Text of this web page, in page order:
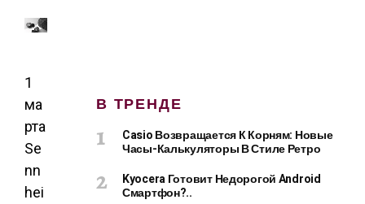
1
ма
рта
Se
nn
hei
В ТРЕНДЕ
Casio Возвращается К Корням: Новые
Часы-Калькуляторы В Стиле Ретро
Kyocera Готовит Недорогой Android
Смартфон?..